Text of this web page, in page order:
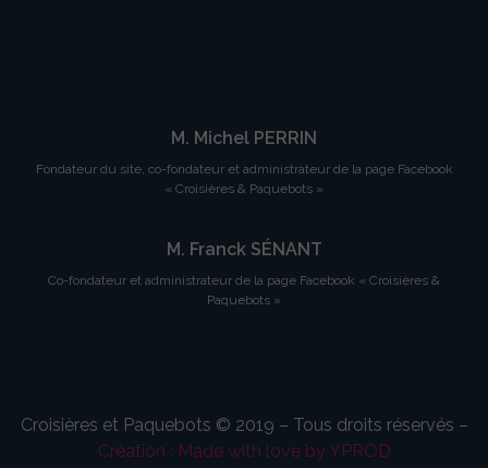
M. Michel PERRIN
Fondateur du site, co-fondateur et administrateur de la page Facebook
« Croisières & Paquebots »
M. Franck SÉNANT
Co-fondateur et administrateur de la page Facebook « Croisières &
Paquebots »
Croisières et Paquebots © 2019 – Tous droits réservés –
Création : Made with love by YPROD